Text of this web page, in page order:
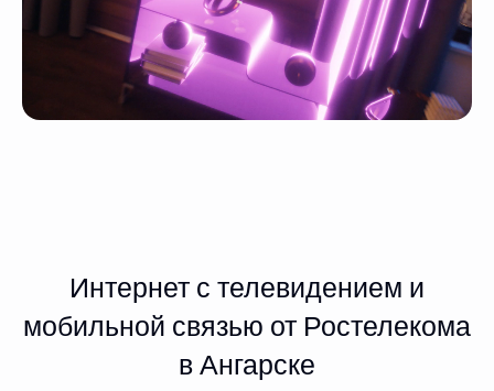
Интернет с телевидением и
мобильной связью от Ростелекома
в Ангарске